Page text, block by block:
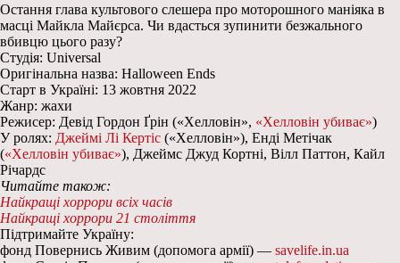
Остання глава культового слешера про моторошного маніяка в
масці Майкла Майєрса. Чи вдасться зупинити безжального
вбивцю цього разу?
Студія: Universal
Оригінальна назва: Halloween Ends
Старт в Україні: 13 жовтня 2022
Жанр: жахи
Режисер: Девід Гордон Ґрін («Хелловін», «Хелловін убиває»)
У ролях: Джеймі Лі Кертіс («Хелловін»), Енді Метічак
(«Хелловін убиває»), Джеймс Джуд Кортні, Вілл Паттон, Кайл
Річардс
Читайте також:
Найкращі хоррори всіх часів
Найкращі хоррори 21 століття
Підтримайте Україну:
фонд Повернись Живим (допомога армії) — savelife.in.ua